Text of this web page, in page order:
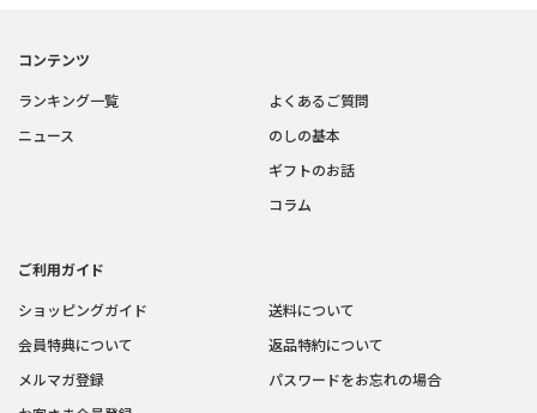
コンテンツ
ランキング一覧
ニュース
よくあるご質問
のしの基本
ギフトのお話
コラム
ご利用ガイド
ショッピングガイド
会員特典について
メルマガ登録
送料について
返品特約について
パスワードをお忘れの場合